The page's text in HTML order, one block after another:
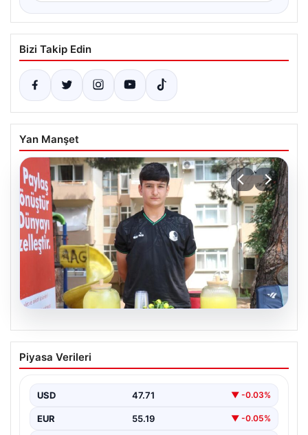
Bizi Takip Edin
Yan Manşet
14 yaşında asgari ücretin 3 katını
kazanıyor. 6 saatte günlük kazancı 3 bin
Piyasa Verileri
USD 47.71 ▼ -0.03%
EUR 55.19 ▼ -0.05%